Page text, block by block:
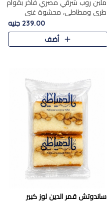
ملبن روب شرقي مصري فاخر بقوام
طري ومطاطي، محشوة غني
بسخاء بقطع عين الجمل واللوز
الفاخر التي تضيف قرمشة مميزة
ومرضية ونكهة ناتي غنية في كل
239.00 جنيه
أضف
ساندوتش قمر الدين لوز كبير